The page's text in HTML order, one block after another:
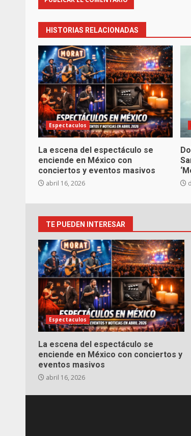
HISTORIAS RELACIONADAS
Espectaculos
La escena del espectáculo se
enciende en México con
conciertos y eventos masivos
abril 16, 2026
TE PUEDEN INTERESAR
Espectaculos
La escena del espectáculo se
enciende en México con conciertos y
eventos masivos
abril 16, 2026